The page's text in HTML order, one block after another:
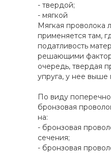
- твердой;
- мягкой
Мягкая проволока
применяется там,
податливость
решающими
очередь, твердая
упруга, у нее выше
По виду
бронзовая
на:
- бронзовая
сечения;
- бронзовая